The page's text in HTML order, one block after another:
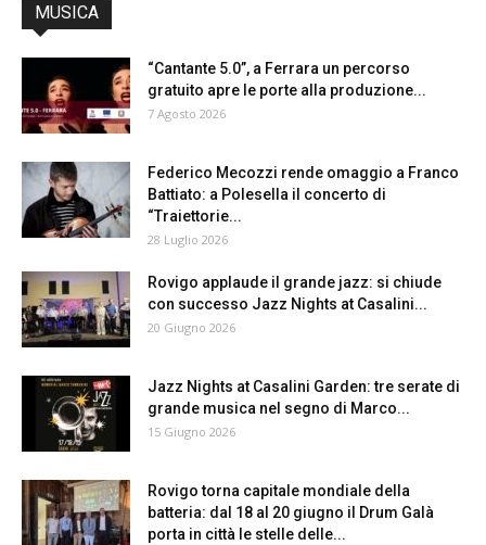
MUSICA
“Cantante 5.0”, a Ferrara un percorso
gratuito apre le porte alla produzione...
7 Agosto 2026
Federico Mecozzi rende omaggio a Franco
Battiato: a Polesella il concerto di
“Traiettorie...
28 Luglio 2026
Rovigo applaude il grande jazz: si chiude
con successo Jazz Nights at Casalini...
20 Giugno 2026
Jazz Nights at Casalini Garden: tre serate di
grande musica nel segno di Marco...
15 Giugno 2026
Rovigo torna capitale mondiale della
batteria: dal 18 al 20 giugno il Drum Galà
porta in città le stelle delle...